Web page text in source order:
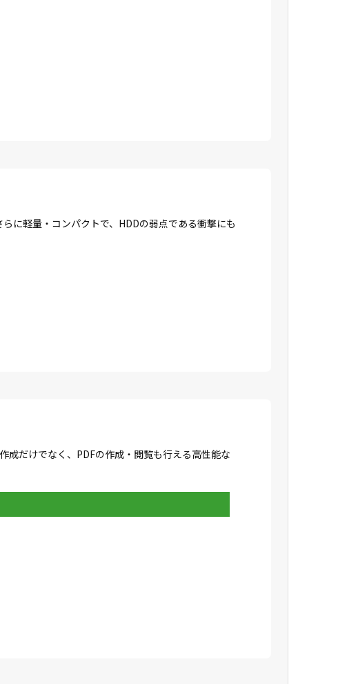
に軽量・コンパクトで、HDDの弱点である衝撃にも
だけでなく、PDFの作成・閲覧も行える高性能な